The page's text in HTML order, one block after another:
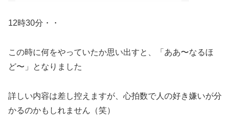
12時30分・・
この時に何をやっていたか思い出すと、「ああ〜なるほ
ど〜」となりました
詳しい内容は差し控えますが、心拍数で人の好き嫌いが分
かるのかもしれません（笑）